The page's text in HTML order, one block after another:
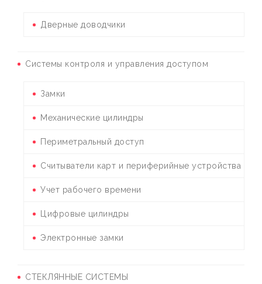
Дверные доводчики
Системы контроля и управления доступом
Замки
Механические цилиндры
Периметральный доступ
Считыватели карт и периферийные устройства
Учет рабочего времени
Цифровые цилиндры
Электронные замки
СТЕКЛЯННЫЕ СИСТЕМЫ